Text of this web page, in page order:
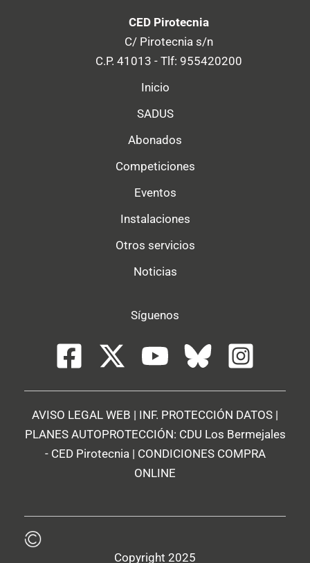
CED Pirotecnia
C/ Pirotecnia s/n
C.P. 41013 - Tlf: 955420200
Inicio
SADUS
Abonados
Competiciones
Eventos
Instalaciones
Otros servicios
Noticias
Síguenos
AVISO LEGAL WEB | INF. PROTECCIÓN DATOS |
PLANES AUTOPROTECCIÓN: CDU Los Bermejales
- CED Pirotecnia | CONDICIONES COMPRA
ONLINE
Copyright 2025